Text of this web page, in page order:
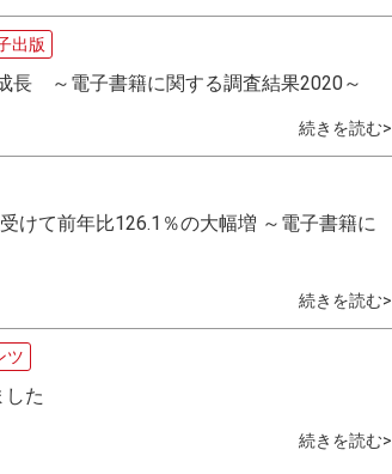
出版
長 ～電子書籍に関する調査結果2020～
続きを読む>
けて前年比126.1％の大幅増 ～電子書籍に
続きを読む>
ツ
た
続きを読む>